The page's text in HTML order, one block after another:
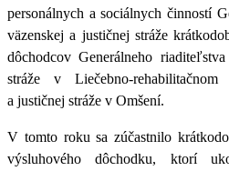
personálnych a sociálnych činností
väzenskej a justičnej stráže
dôchodcov Generálneho
stráže v Liečebno-
a justičnej stráže v Omšení.
V tomto roku sa zúčastnilo
výsluhového dôchodku, ktorí